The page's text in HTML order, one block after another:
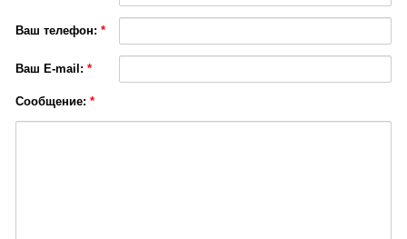
Ваш телефон: *
Ваш E-mail: *
Сообщение: *